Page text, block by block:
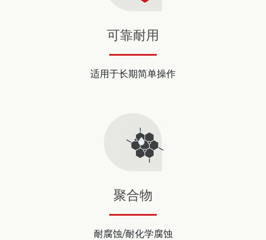
可靠耐用
适用于长期简单操作
聚合物
耐腐蚀/耐化学腐蚀